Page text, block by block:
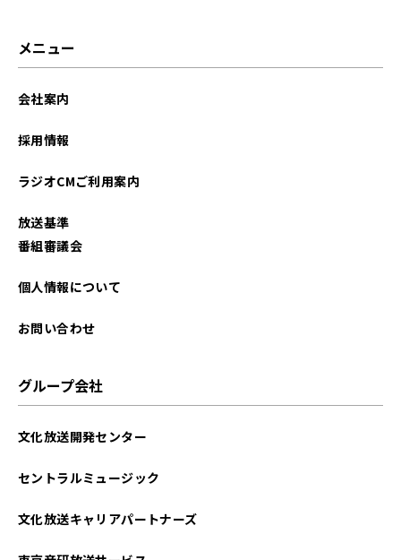
メニュー
会社案内
採用情報
ラジオCMご利用案内
放送基準
番組審議会
個人情報について
お問い合わせ
グループ会社
文化放送開発センター
セントラルミュージック
文化放送キャリアパートナーズ